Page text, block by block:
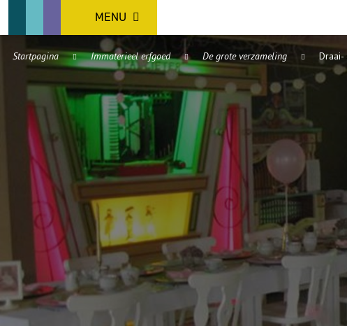
MENU
Startpagina Immaterieel erfgoed De grote verzameling